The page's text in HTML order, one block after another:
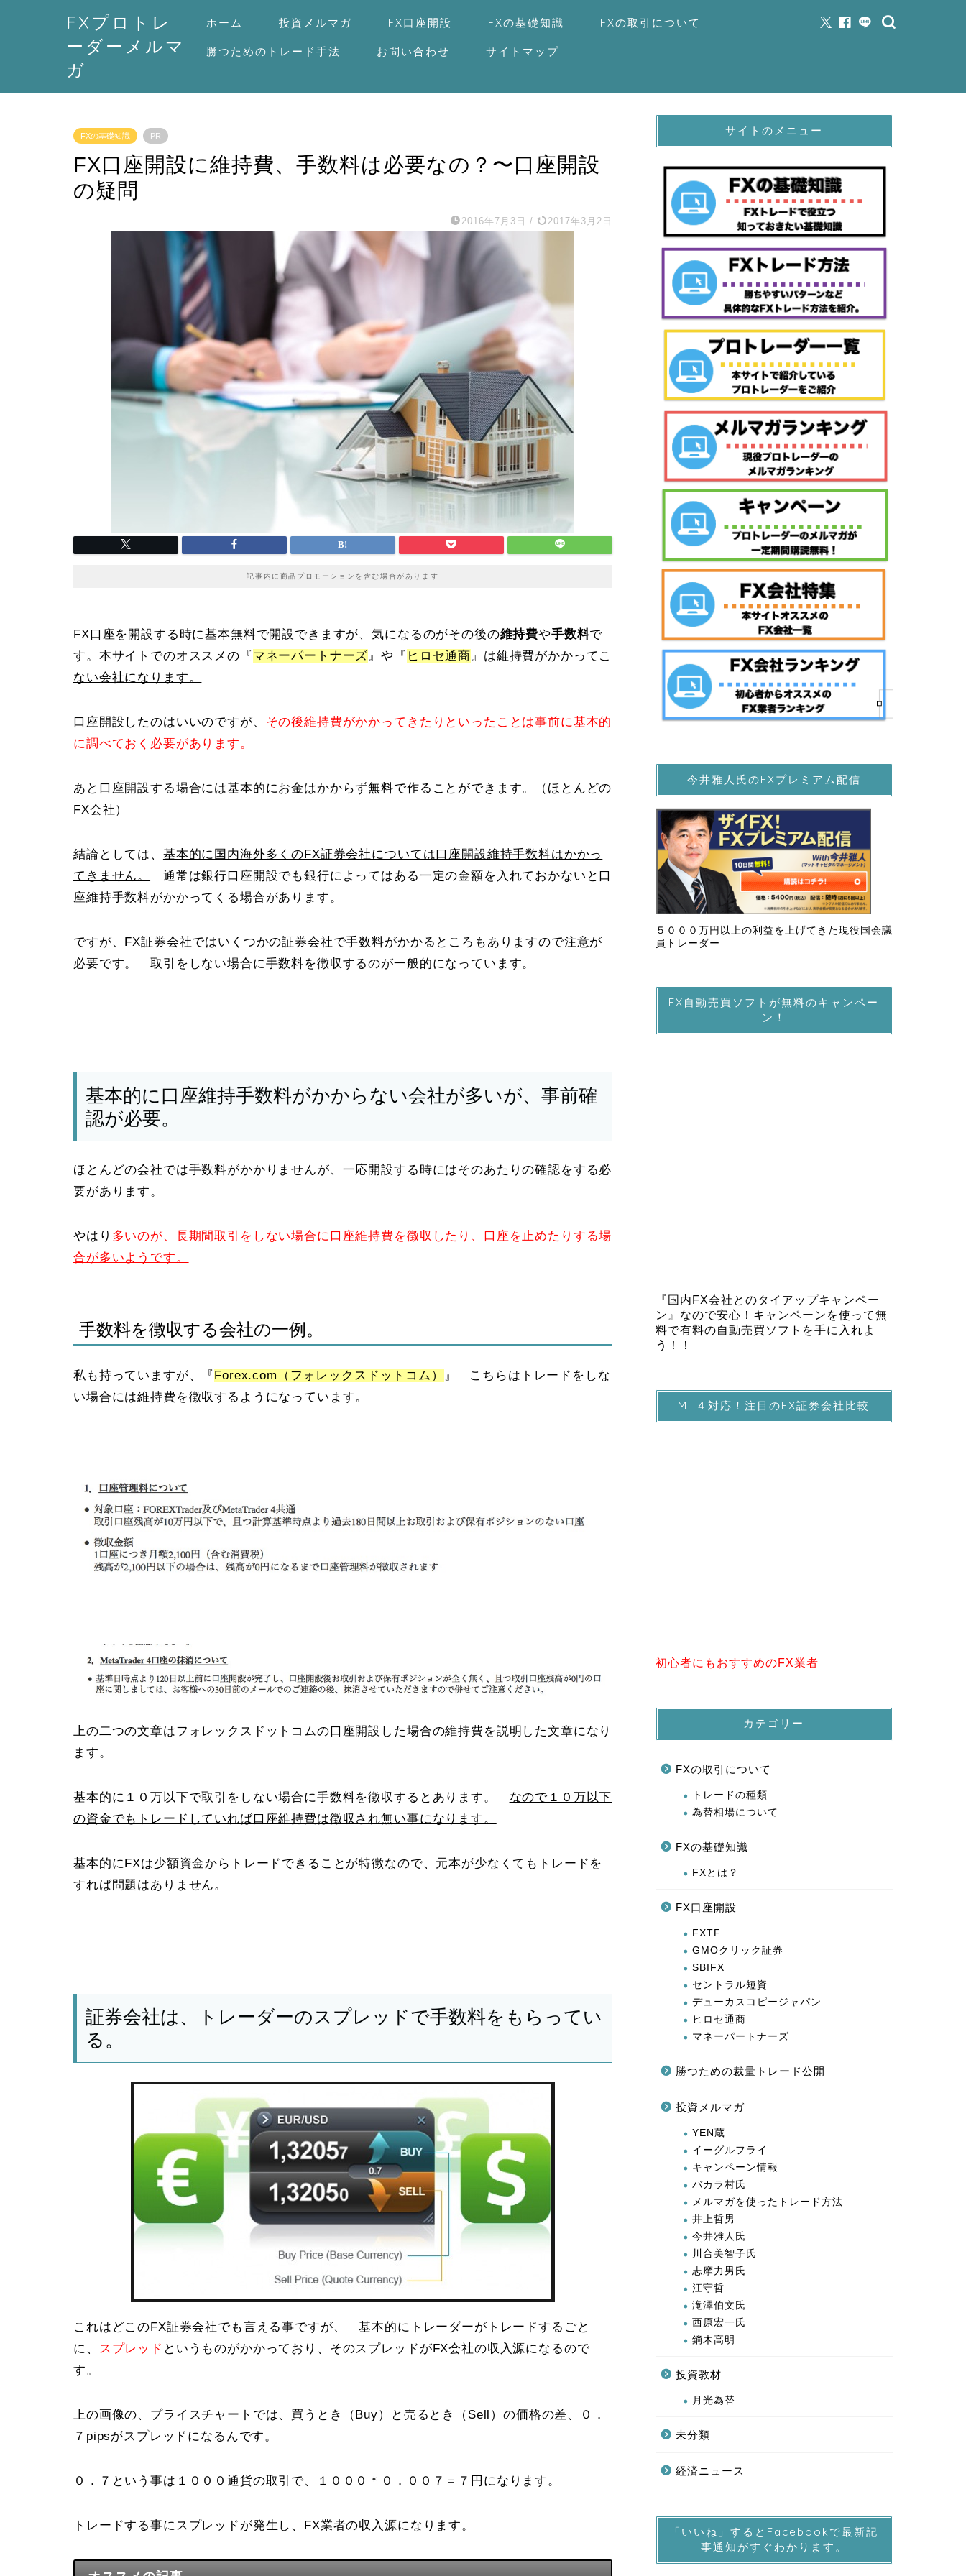
FXプロトレ
ーダーメルマ
ガ
ホーム 投資メルマガ FX口座開設 FXの基礎知識 FXの取引について
勝つためのトレード手法 お問い合わせ サイトマップ
FXの基礎知識 PR
FX口座開設に維持費、手数料は必要なの？〜口座開設
の疑問
2016年7月3日 / 2017年3月2日
記事内に商品プロモーションを含む場合があります
FX口座を開設する時に基本無料で開設できますが、気になるのがその後の維持費や手数料で
す。本サイトでのオススメの 『マネーパートナーズ』や『 ヒロセ通商』は維持費がかかってこ
ない会社になります。
口座開設したのはいいのですが、 その後維持費がかかってきたりといったことは事前に基本的
に調べておく必要があります。
あと口座開設する場合には基本的にお金はかからず無料で作ることができます。（ほとんどの
FX会社）
結論としては、 基本的に国内海外多くのFX証券会社については口座開設維持手数料はかかっ
てきません。
通常は銀行口座開設でも銀行によってはある一定の金額を入れておかないと口
座維持手数料がかかってくる場合があります。
ですが、FX証券会社ではいくつかの証券会社で手数料がかかるところもありますので注意が
必要です。 取引をしない場合に手数料を徴収するのが一般的になっています。
基本的に口座維持手数料がかからない会社が多いが、事前確
認が必要。
ほとんどの会社では手数料がかかりませんが、一応開設する時にはそのあたりの確認をする必
要があります。
やはり 多いのが、長期間取引をしない場合に口座維持費を徴収したり、口座を止めたりする場
合が多いようです。
手数料を徴収する会社の一例。
私も持っていますが、『Forex.com（フォレックスドットコム）
』 こちらはトレードをしな
い場合には維持費を徴収するようになっています。
上の二つの文章はフォレックスドットコムの口座開設した場合の維持費を説明した文章になり
ます。
基本的に１０万以下で取引をしない場合に手数料を徴収するとあります。 なので１０万以下
の資金でもトレードしていれば口座維持費は徴収され無い事になります。
基本的にFXは少額資金からトレードできることが特徴なので、元本が少なくてもトレードを
すれば問題はありません。
証券会社は、トレーダーのスプレッドで手数料をもらってい
る。
これはどこのFX証券会社でも言える事ですが、 基本的にトレーダーがトレードするごと
に、
スプレッド というものがかかっており、そのスプレッドがFX会社の収入源になるので
す。
上の画像の、プライスチャートでは、買うとき（Buy）と売るとき（Sell）の価格の差、０．
７pipsがスプレッドになるんです。
０．７という事は１０００通貨の取引で、１０００＊０．００７＝７円になります。
トレードする事にスプレッドが発生し、FX業者の収入源になります。
サイトのメニュー
今井雅人氏のFXプレミアム配信
５０００万円以上の利益を上げてきた現役国会議
員トレーダー
FX自動売買ソフトが無料のキャンペー
ン！
FXTF
GMOクリック証券
SBIFX
デューカスコピージャパン
ヒロセ通商
マネーパートナーズ
勝つための裁量トレード公開
YEN蔵
滝澤伯文氏
鏑木高明
投資教材
月光為替
未分類
経済ニュース
「いいね」するとFacebookで最新記
事通知がすぐわかります。